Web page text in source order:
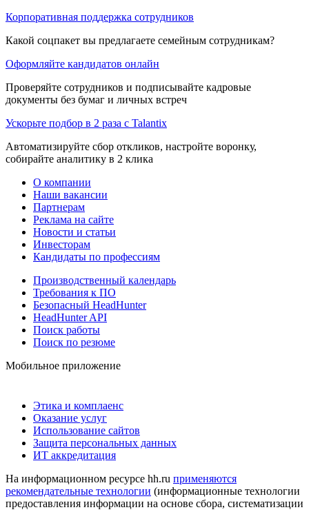
Корпоративная поддержка сотрудников
Какой соцпакет вы предлагаете семейным сотрудникам?
Оформляйте кандидатов онлайн
Проверяйте сотрудников и подписывайте кадровые
документы без бумаг и личных встреч
Ускорьте подбор в 2 раза с Talantix
Автоматизируйте сбор откликов, настройте воронку,
собирайте аналитику в 2 клика
О компании
Наши вакансии
Партнерам
Реклама на сайте
Новости и статьи
Инвесторам
Кандидаты по профессиям
Производственный календарь
Требования к ПО
Безопасный HeadHunter
HeadHunter API
Поиск работы
Поиск по резюме
Мобильное приложение
Этика и комплаенс
Оказание услуг
Использование сайтов
Защита персональных данных
ИТ аккредитация
На информационном ресурсе hh.ru применяются
рекомендательные технологии (информационные технологии
предоставления информации на основе сбора, систематизации